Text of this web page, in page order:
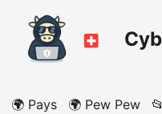
🌍 Pays 🌍 Pew Pew